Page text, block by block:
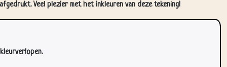
Veel plezier met het inkleuren van deze tekening!